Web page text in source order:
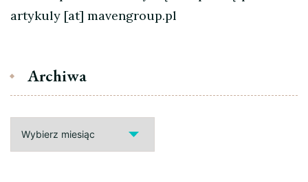
artykuly [at] mavengroup.pl
Archiwa